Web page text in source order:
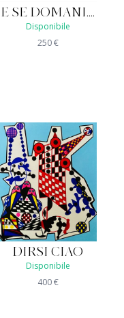
E SE DOMANI....
Disponibile
250€
DIRSI CIAO
Disponibile
400€